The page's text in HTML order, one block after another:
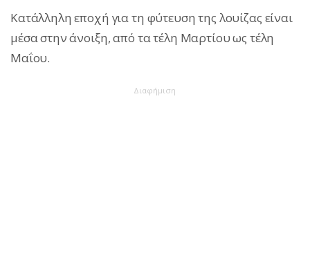
Κατάλληλη εποχή για τη φύτευση της λουίζας είναι
μέσα στην άνοιξη, από τα τέλη Μαρτίου ως τέλη
Μαΐου.
Διαφήμιση